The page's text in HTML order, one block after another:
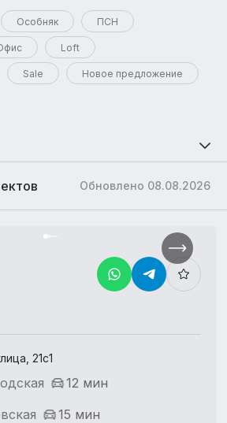
Особняк ПСН
Loft
Sale Новое предложение
Обновлено 08.08.2026
21с1
12 мин
15 мин